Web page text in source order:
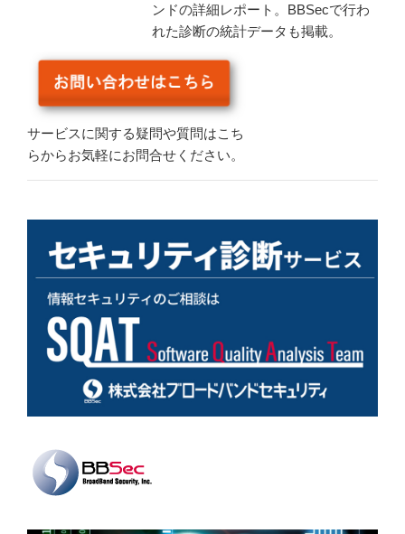
ンドの詳細レポート。BBSecで行わ
れた診断の統計データも掲載。
サービスに関する疑問や質問はこち
らからお気軽にお問合せください。